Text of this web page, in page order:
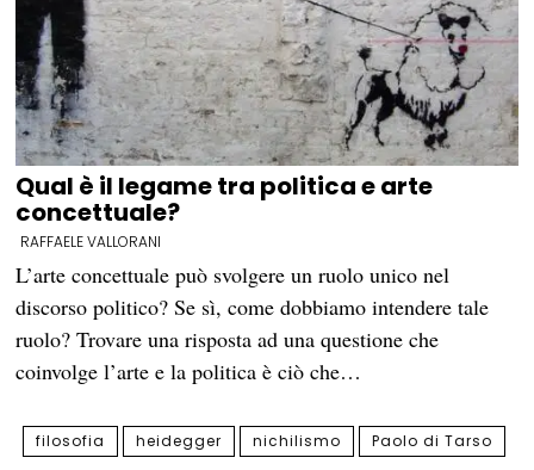
Qual è il legame tra politica e arte
concettuale?
RAFFAELE VALLORANI
L’arte concettuale può svolgere un ruolo unico nel
discorso politico? Se sì, come dobbiamo intendere tale
ruolo? Trovare una risposta ad una questione che
coinvolge l’arte e la politica è ciò che…
filosofia heidegger nichilismo Paolo di Tarso